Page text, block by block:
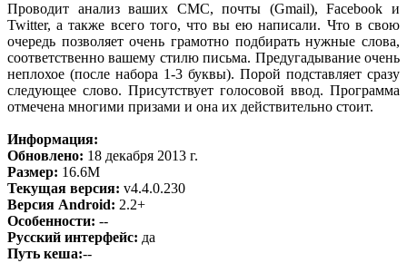
Проводит анализ ваших СМС, почты (Gmail), Facebook и
Twitter, а также всего того, что вы ею написали. Что в свою
очередь позволяет очень грамотно подбирать нужные слова,
соответственно вашему стилю письма. Предугадывание очень
неплохое (после набора 1-3 буквы). Порой подставляет сразу
следующее слово. Присутствует голосовой ввод. Программа
отмечена многими призами и она их действительно стоит.
Информация:
Обновлено: 18 декабря 2013 г.
Размер: 16.6M
Текущая версия: v4.4.0.230
Версия Android: 2.2+
Особенности: --
Русский интерфейс: да
Путь кеша:--